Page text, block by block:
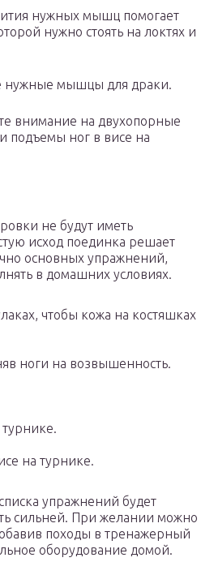
нужных мышц помогает
нужно стоять на локтях и
нужные мышцы для драки.
внимание на двухопорные
подъемы ног в висе на
не будут иметь
исход поединка решает
основных упражнений,
в домашних условиях.
чтобы кожа на костяшках
ноги на возвышенность.
на турнике.
упражнений будет
сильней. При желании можно
походы в тренажерный
оборудование домой.